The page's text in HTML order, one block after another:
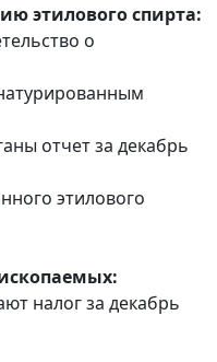
этилового спирта:
о
отчет за декабрь
этилового
налог за декабрь